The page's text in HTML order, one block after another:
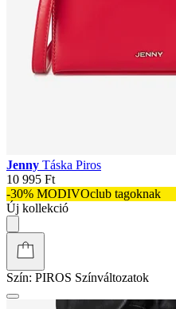
Jenny Táska Piros
10 995 Ft
-30% MODIVOclub tagoknak
Új kollekció
Szín: PIROS Színváltozatok